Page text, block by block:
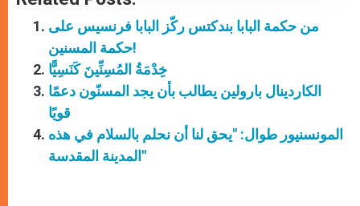
من حكمة البابا بندكتس ركّز البابا فرنسيس على
حكمة المسنين!
خِدْمَةُ المُسِنِّينَ كَنَسِيًّا
الكاردينال بارولين يطالب بأن يجد المسنّون دعمًا
قويًا
المونسنيور طوال: "يحق لنا أن نحلم بالسلام في هذه
المدينة المقدسة"